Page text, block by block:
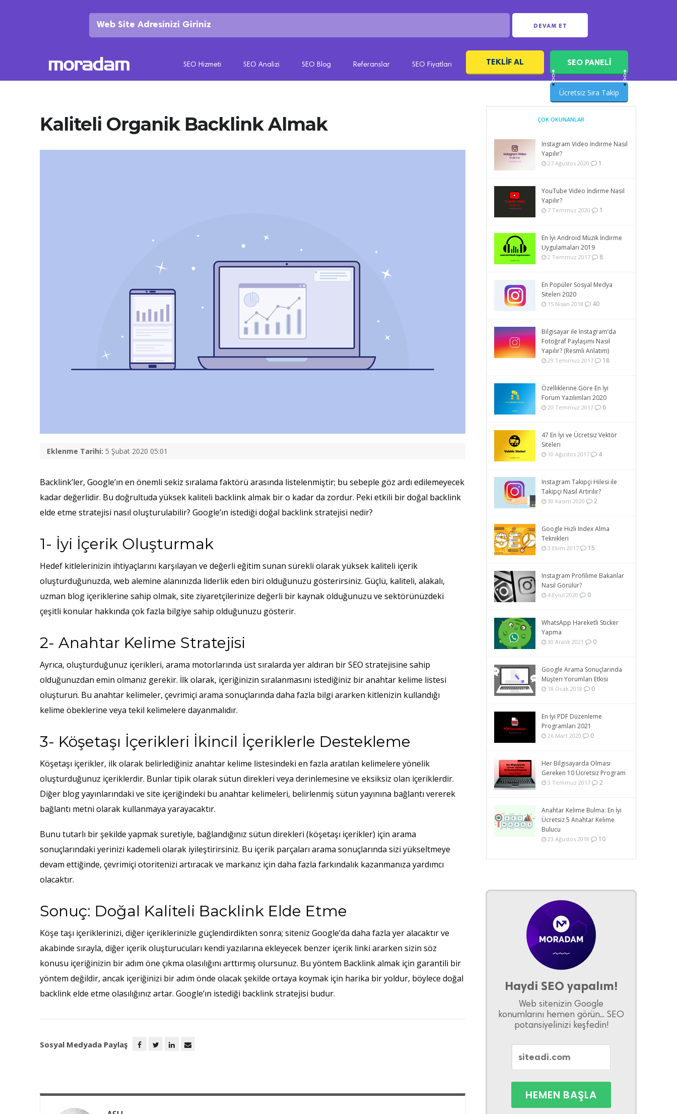
DEVAM ET
SEO Hizmeti SEO Analizi SEO Blog Referanslar SEO Fiyatları TEKLIF AL SEO PANELİ
Ücretsiz Sıra Takip
Kaliteli Organik Backlink Almak
Eklenme Tarihi: 5 Şubat 2020 05:01
Backlink’ler, Google’ın en önemli sekiz sıralama faktörü arasında listelenmiştir; bu sebeple göz ardı edilemeyecek
kadar değerlidir. Bu doğrultuda yüksek kaliteli backlink almak bir o kadar da zordur. Peki etkili bir doğal backlink
elde etme stratejisi nasıl oluşturulabilir? Google’ın istediği doğal backlink stratejisi nedir?
1- İyi İçerik Oluşturmak
Hedef kitlelerinizin ihtiyaçlarını karşılayan ve değerli eğitim sunan sürekli olarak yüksek kaliteli içerik
oluşturduğunuzda, web alemine alanınızda liderlik eden biri olduğunuzu gösterirsiniz. Güçlü, kaliteli, alakalı,
uzman blog içeriklerine sahip olmak, site ziyaretçilerinize değerli bir kaynak olduğunuzu ve sektörünüzdeki
çeşitli konular hakkında çok fazla bilgiye sahip olduğunuzu gösterir.
2- Anahtar Kelime Stratejisi
Ayrıca, oluşturduğunuz içerikleri, arama motorlarında üst sıralarda yer aldıran bir SEO stratejisine sahip
olduğunuzdan emin olmanız gerekir. İlk olarak, içeriğinizin sıralanmasını istediğiniz bir anahtar kelime listesi
oluşturun. Bu anahtar kelimeler, çevrimiçi arama sonuçlarında daha fazla bilgi ararken kitlenizin kullandığı
kelime öbeklerine veya tekil kelimelere dayanmalıdır.
3- Köşetaşı İçerikleri İkincil İçeriklerle Destekleme
Köşetaşı içerikler, ilk olarak belirlediğiniz anahtar kelime listesindeki en fazla aratılan kelimelere yönelik
oluşturduğunuz içeriklerdir. Bunlar tipik olarak sütun direkleri veya derinlemesine ve eksiksiz olan içeriklerdir.
Diğer blog yayınlarındaki ve site içeriğindeki bu anahtar kelimeleri, belirlenmiş sütun yayınına bağlantı vererek
bağlantı metni olarak kullanmaya yarayacaktır.
Bunu tutarlı bir şekilde yapmak suretiyle, bağlandığınız sütun direkleri (köşetaşı içerikler) için arama
sonuçlarındaki yerinizi kademeli olarak iyileştirirsiniz. Bu içerik parçaları arama sonuçlarında sizi yükseltmeye
devam ettiğinde, çevrimiçi otoritenizi artıracak ve markanız için daha fazla farkındalık kazanmanıza yardımcı
olacaktır.
Sonuç: Doğal Kaliteli Backlink Elde Etme
Köşe taşı içeriklerinizi, diğer içeriklerinizle güçlendirdikten sonra; siteniz Google’da daha fazla yer alacaktır ve
akabinde sırayla, diğer içerik oluşturucuları kendi yazılarına ekleyecek benzer içerik linki ararken sizin söz
konusu içeriğinizin bir adım öne çıkma olasılığını arttırmış olursunuz. Bu yöntem Backlink almak için garantili bir
yöntem değildir, ancak içeriğinizi bir adım önde olacak şekilde ortaya koymak için harika bir yoldur, böylece doğal
backlink elde etme olasılığınız artar. Google’ın istediği backlink stratejisi budur.
Sosyal Medyada Paylaş
ÇOK OKUNANLAR
Instagram Video İndirme Nasıl
Yapılır?
27 Ağustos 2020 1
YouTube Video İndirme Nasıl
Yapılır?
7 Temmuz 2020 1
En İyi Android Müzik İndirme
Uygulamaları 2019
2 Temmuz 2017 8
En Popüler Sosyal Medya
Siteleri 2020
15 Nisan 2018 40
Bilgisayar ile Instagram’da
Fotoğraf Paylaşımı Nasıl
Yapılır? (Resmli Anlatım)
29 Temmuz 2017 18
Özelliklerine Göre En İyi
Forum Yazılımları 2020
20 Temmuz 2017 6
47 En İyi ve Ücretsiz Vektör
Siteleri
10 Ağustos 2017 4
Instagram Takipçi Hilesi ile
Takipçi Nasıl Artırılır?
30 Kasım 2020 2
Google Hızlı Index Alma
Teknikleri
3 Ekim 2017 15
Instagram Profilime Bakanlar
Nasıl Görülür?
4 Eylül 2020 0
WhatsApp Hareketli Sticker
Yapma
30 Aralık 2021 0
Google Arama Sonuçlarında
Müşteri Yorumları Etkisi
18 Ocak 2018 0
En İyi PDF Düzenleme
Programları 2021
26 Mart 2020 0
Her Bilgisayarda Olması
Gereken 10 Ücretsiz Program
3 Temmuz 2017 2
Anahtar Kelime Bulma: En İyi
Ücretsiz 5 Anahtar Kelime
Bulucu
23 Ağustos 2018 10
Haydi SEO yapalım!
Web sitenizin Google
konumlarını hemen görün... SEO
potansiyelinizi keşfedin!